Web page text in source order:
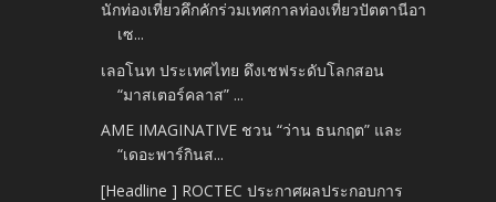
นักท่องเที่ยวคึกคักร่วมเทศกาลท่องเที่ยวปัตตานีอา
เซ...
เลอโนท ประเทศไทย ดึงเชฟระดับโลกสอน
“มาสเตอร์คลาส” ...
AME IMAGINATIVE ชวน “ว่าน ธนกฤต” และ
“เดอะพาร์กินส...
[Headline ] ROCTEC ประกาศผลประกอบการ